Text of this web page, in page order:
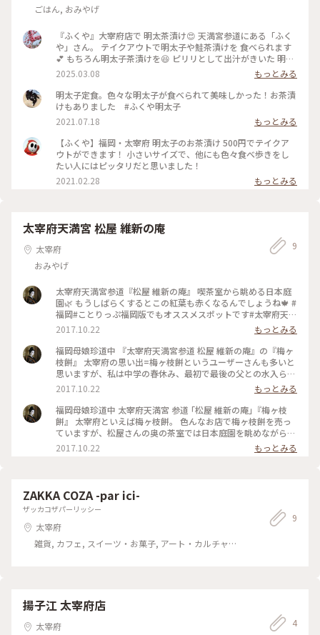
ごはん, おみやげ
『ふくや』大宰府店で 明太茶漬け😍 天満宮参道にある「ふく
や」さん。 テイクアウトで明太子や鮭茶漬けを 食べられます
💕 もちろん明太子茶漬けを😆 ピリリとして出汁がきいた 明太
茶漬けが美味しい〜💕 小腹を満たすのにピッタリです😆 参道
に行列のお店です。 ・ 『ふくや』さんは辛子明太子を 博多で
初めて製造されたお店です。 福岡では博多華丸さんが ふくや
創業者の役で 「めんたいぴりり」という ドラマや舞台、 映画
も作られました🎥 私もドラマを見たことがあり とてもおもし
ろかったです🥰 ・ ・ #ぽかぽか #ふくや #ふくや太宰府店 #味
の明太子ふくや #めんたいぴりり #辛子明太子 #明太子 #ご当
地グルメ #明太茶漬け #お茶漬け #テイクアウト #食べ歩き #天
満宮参道 #参道 #太宰府天満宮 #天満宮 #天神様 #太宰府 #福岡
#福岡県 #ことりっぷ福岡 #ひとり旅 #旅のごはん
2025.03.08
もっとみる
明太子定食。色々な明太子が食べられて美味しかった！お茶漬
けもありました #ふくや明太子
2021.07.18
もっとみる
【ふくや】福岡・太宰府 明太子のお茶漬け 500円でテイクア
ウトができます！ 小さいサイズで、他にも色々食べ歩きをし
たい人にはピッタリだと思いました！
2021.02.28
もっとみる
太宰府天満宮 松屋 維新の庵
太宰府
おみやげ
9
太宰府天満宮参道『松屋 維新の庵』 喫茶室から眺める日本庭
園🌿 もうしばらくするとこの紅葉も赤くなるんでしょうね🍁 #
福岡#ことりっぷ福岡版でもオススメスポットです#太宰府天満
宮#梅ヶ枝餅#和菓子
2017.10.22
もっとみる
福岡母娘珍道中 『太宰府天満宮参道 松屋 維新の庵』の『梅ヶ
枝餅』 太宰府の思い出=梅ヶ枝餅というユーザーさんも多いと
思いますが、私は中学の春休み、最初で最後の父との水入らず
旅行で、太宰府で父と頬張ったのがこの梅ヶ枝餅。 梅ヶ枝餅
を食べながら参道をぶらぶらしお参りしました。 その２年後
に父は亡くなりました。 あれから数十年。 今日娘と再訪で
き、娘と食べた梅ヶ枝餅は本当に美味しかった。 きっと父もあ
の時同じ気持ちだったんだろうなー。 私にとって大切な思い
出の銘菓です。 そこに行けばずっとある。 ずっと変わらない
味があるというのは嬉しい事です。 #ことりっぷ福岡#太宰府
2017.10.22
もっとみる
福岡母娘珍道中 太宰府天満宮 参道 ｢松屋 維新の庵｣『梅ヶ枝
餅』 太宰府といえば梅ヶ枝餅。 色んなお店で梅ヶ枝餅を売っ
ていますが、松屋さんの奥の茶室では日本庭園を眺めながら梅
ヶ枝餅が味わえます。 和菓子にはお抹茶🍵 太宰府天満宮らし
く小梅もついて最高の一服。 頬張りながら参道を散策が定番
菓子#ことりっぷ福岡版でもオススメスポットです
2017.10.22 もっとみる
ZAKKA COZA -par ici-
ザッカコザパーリッシー
太宰府
雑貨, カフェ, スイーツ・お菓子, アート・カルチャー,
9
揚子江 太宰府店
太宰府
4